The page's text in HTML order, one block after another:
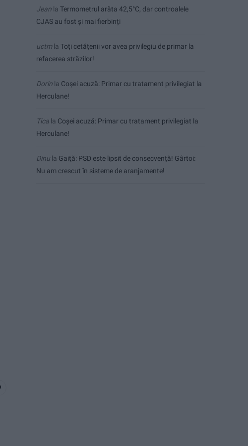
Jean la Termometrul arăta 42,5°C, dar controalele
CJAS au fost și mai fierbinți
uctmla Toți cetățenii vor avea privilegiu de primar la
refacerea străzilor!
Dorin la Coșei acuză: Primar cu tratament privilegiat la
Herculane!
Tica la Coșei acuză: Primar cu tratament privilegiat la
Herculane!
Dinu la Gaiţă: PSD este lipsit de consecvență! Gârtoi:
Nu am crescut în sisteme de aranjamente!